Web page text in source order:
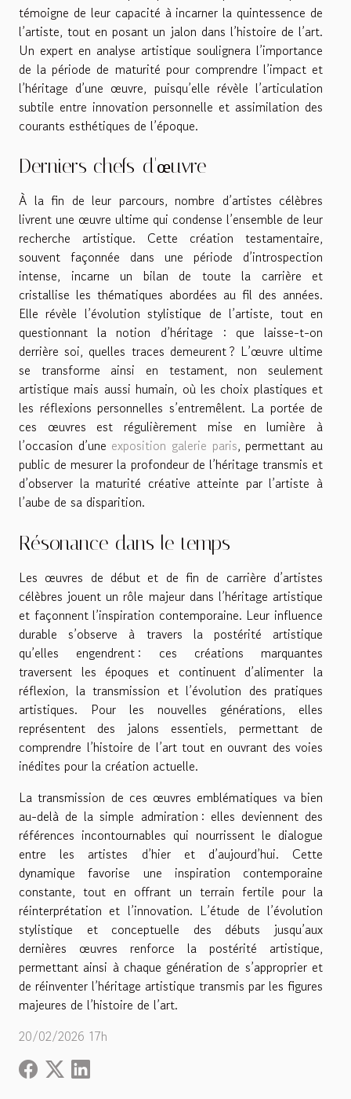
témoigne de leur capacité à incarner la quintessence de
l’artiste, tout en posant un jalon dans l’histoire de l’art.
Un expert en analyse artistique soulignera l’importance
de la période de maturité pour comprendre l’impact et
l’héritage d’une œuvre, puisqu’elle révèle l’articulation
subtile entre innovation personnelle et assimilation des
courants esthétiques de l’époque.
Derniers chefs-d'œuvre
À la fin de leur parcours, nombre d’artistes célèbres
livrent une œuvre ultime qui condense l’ensemble de leur
recherche artistique. Cette création testamentaire,
souvent façonnée dans une période d’introspection
intense, incarne un bilan de toute la carrière et
cristallise les thématiques abordées au fil des années.
Elle révèle l’évolution stylistique de l’artiste, tout en
questionnant la notion d’héritage : que laisse-t-on
derrière soi, quelles traces demeurent ? L’œuvre ultime
se transforme ainsi en testament, non seulement
artistique mais aussi humain, où les choix plastiques et
les réflexions personnelles s’entremêlent. La portée de
ces œuvres est régulièrement mise en lumière à
l’occasion d’une exposition galerie paris, permettant au
public de mesurer la profondeur de l’héritage transmis et
d’observer la maturité créative atteinte par l’artiste à
l’aube de sa disparition.
Résonance dans le temps
Les œuvres de début et de fin de carrière d’artistes
célèbres jouent un rôle majeur dans l’héritage artistique
et façonnent l’inspiration contemporaine. Leur influence
durable s’observe à travers la postérité artistique
qu’elles engendrent : ces créations marquantes
traversent les époques et continuent d’alimenter la
réflexion, la transmission et l’évolution des pratiques
artistiques. Pour les nouvelles générations, elles
représentent des jalons essentiels, permettant de
comprendre l’histoire de l’art tout en ouvrant des voies
inédites pour la création actuelle.
La transmission de ces œuvres emblématiques va bien
au-delà de la simple admiration : elles deviennent des
références incontournables qui nourrissent le dialogue
entre les artistes d’hier et d’aujourd’hui. Cette
dynamique favorise une inspiration contemporaine
constante, tout en offrant un terrain fertile pour la
réinterprétation et l’innovation. L’étude de l’évolution
stylistique et conceptuelle des débuts jusqu’aux
dernières œuvres renforce la postérité artistique,
permettant ainsi à chaque génération de s’approprier et
de réinventer l’héritage artistique transmis par les figures
majeures de l’histoire de l’art.
20/02/2026 17h